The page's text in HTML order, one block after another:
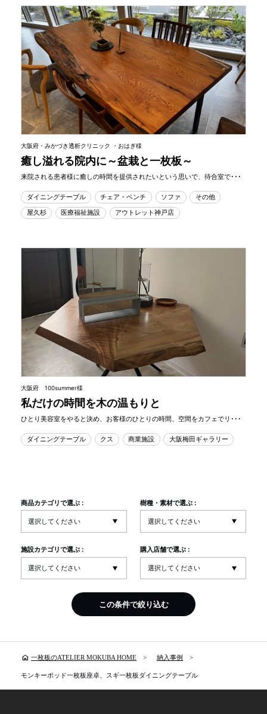
大阪府・みかづき透析クリニック ・おはぎ様
癒し溢れる院内に～盆栽と一枚板～
来院される患者様に癒しの時間を提供されたいという思いで、待合室で･･･
ダイニングテーブル チェア・ベンチ ソファ
その他
屋久杉
医療福祉施設 アウトレット神戸店
大阪府 100summer様
私だけの時間を木の温もりと
ひとり美容室をやると決め、お客様のひとりの時間、空間をカフェでリ･･･
ダイニングテーブル クス 商業施設 大阪梅田ギャラリー
商品カテゴリで選ぶ : 樹種・素材で選ぶ :
施設カテゴリで選ぶ : 購入店舗で選ぶ :
この条件で絞り込む
home 一枚板のATELIER MOKUBA HOME 納入事例
モンキーポッド一枚板座卓、スギ一枚板ダイニングテーブル